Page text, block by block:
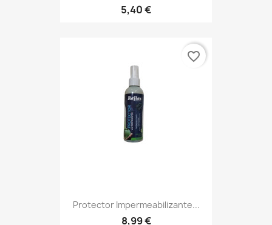
5,40 €
Protector Impermeabilizante...
8,99 €
favorite_border